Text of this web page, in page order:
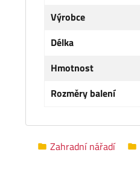
Výrobce
Délka
Hmotnost
Rozměry balení
Zahradní nářadí